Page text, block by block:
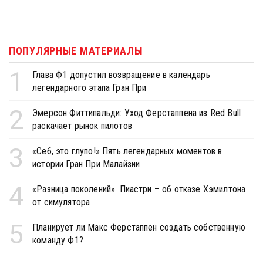
ПОПУЛЯРНЫЕ МАТЕРИАЛЫ
1
Глава Ф1 допустил возвращение в календарь
легендарного этапа Гран При
2
Эмерсон Фиттипальди: Уход Ферстаппена из Red Bull
раскачает рынок пилотов
3
«Себ, это глупо!» Пять легендарных моментов в
истории Гран При Малайзии
4
«Разница поколений». Пиастри – об отказе Хэмилтона
от симулятора
5
Планирует ли Макс Ферстаппен создать собственную
команду Ф1?